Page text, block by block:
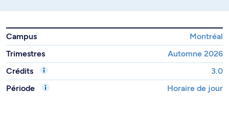
Campus
Montréal
Trimestres
Automne 2026
Crédits
3.0
Période
Horaire de jour